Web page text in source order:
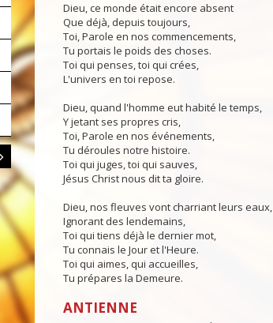
Dieu, ce monde était encore absent
Que déjà, depuis toujours,
Toi, Parole en nos commencements,
Tu portais le poids des choses.
Toi qui penses, toi qui crées,
L'univers en toi repose.
Dieu, quand l'homme eut habité le temps,
Y jetant ses propres cris,
Toi, Parole en nos événements,
Tu déroules notre histoire.
Toi qui juges, toi qui sauves,
Jésus Christ nous dit ta gloire.
Dieu, nos fleuves vont charriant leurs eaux,
Ignorant des lendemains,
Toi qui tiens déjà le dernier mot,
Tu connais le Jour et l'Heure.
Toi qui aimes, qui accueilles,
Tu prépares la Demeure.
ANTIENNE